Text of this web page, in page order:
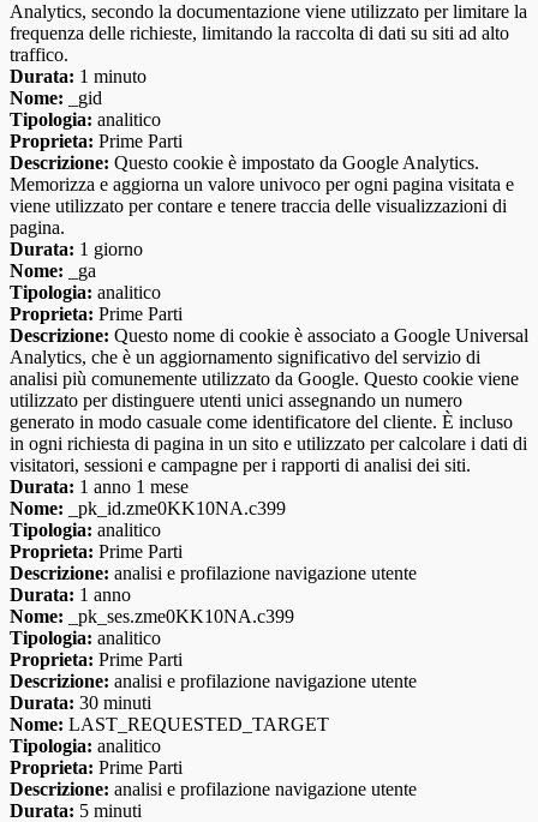
Analytics, secondo la documentazione viene utilizzato per limitare la
frequenza delle richieste, limitando la raccolta di dati su siti ad alto
traffico.
Durata: 1 minuto
Nome: _gid
Tipologia: analitico
Proprieta: Prime Parti
Descrizione: Questo cookie è impostato da Google Analytics.
Memorizza e aggiorna un valore univoco per ogni pagina visitata e
viene utilizzato per contare e tenere traccia delle visualizzazioni di
pagina.
Durata: 1 giorno
Nome: _ga
Tipologia: analitico
Proprieta: Prime Parti
Descrizione: Questo nome di cookie è associato a Google Universal
Analytics, che è un aggiornamento significativo del servizio di
analisi più comunemente utilizzato da Google. Questo cookie viene
utilizzato per distinguere utenti unici assegnando un numero
generato in modo casuale come identificatore del cliente. È incluso
in ogni richiesta di pagina in un sito e utilizzato per calcolare i dati di
visitatori, sessioni e campagne per i rapporti di analisi dei siti.
Durata: 1 anno 1 mese
Nome: _pk_id.zme0KK10NA.c399
Tipologia: analitico
Proprieta: Prime Parti
Descrizione: analisi e profilazione navigazione utente
Durata: 1 anno
Nome: _pk_ses.zme0KK10NA.c399
Tipologia: analitico
Proprieta: Prime Parti
Descrizione: analisi e profilazione navigazione utente
Durata: 30 minuti
Nome: LAST_REQUESTED_TARGET
Tipologia: analitico
Proprieta: Prime Parti
Descrizione: analisi e profilazione navigazione utente
Durata: 5 minuti